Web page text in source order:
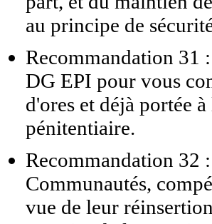
au principe de
Recommandation 31
DG EPI pour vous
d'ores et déjà portée
pénitentiaire.
Recommandation 32
Communautés,
vue de leur